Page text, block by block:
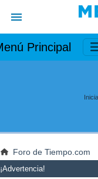
Principal
Foro de Tiempo.com
¡Advertencia!